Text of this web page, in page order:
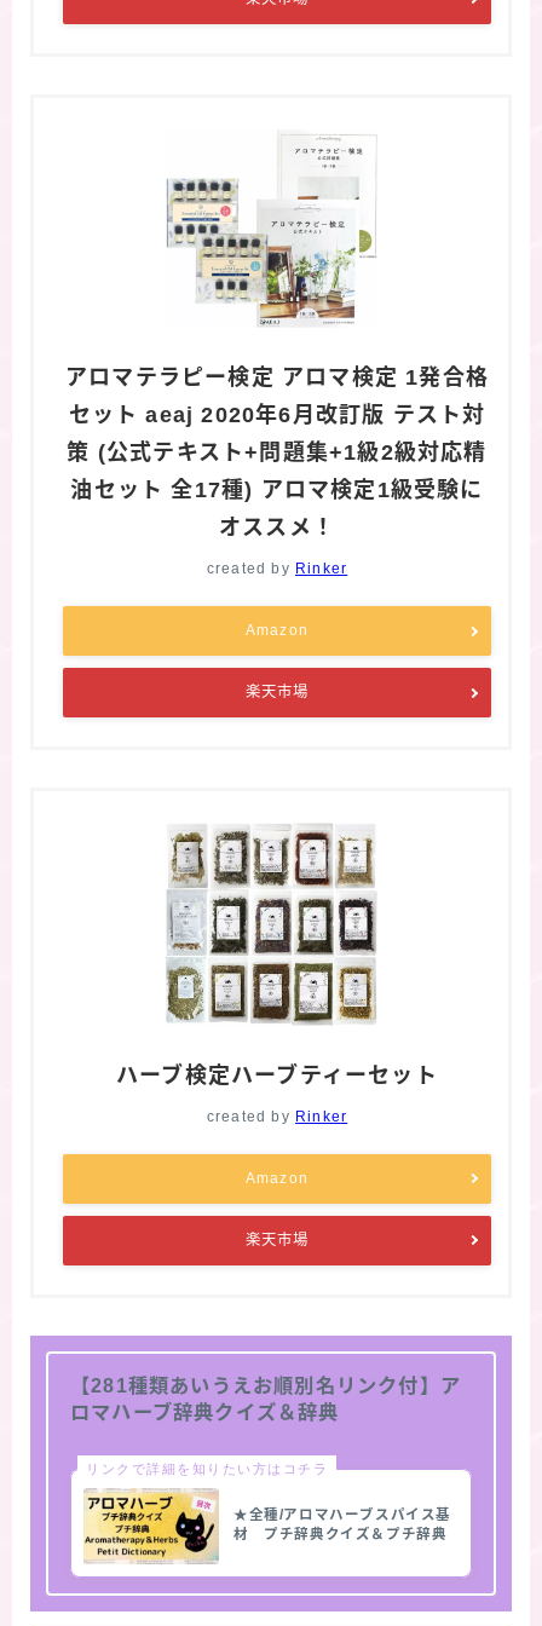
アロマテラピー検定 アロマ検定 1発合格
セット aeaj 2020年6月改訂版 テスト対
策 (公式テキスト+問題集+1級2級対応精
油セット 全17種) アロマ検定1級受験に
オススメ！
created by Rinker
Amazon
楽天市場
ハーブ検定ハーブティーセット
created by Rinker
Amazon
楽天市場
【281種類あいうえお順別名リンク付】ア
ロマハーブ辞典クイズ＆辞典
リンクで詳細を知りたい方はコチラ
★全種/アロマハーブスパイス基
材 プチ辞典クイズ＆プチ辞典